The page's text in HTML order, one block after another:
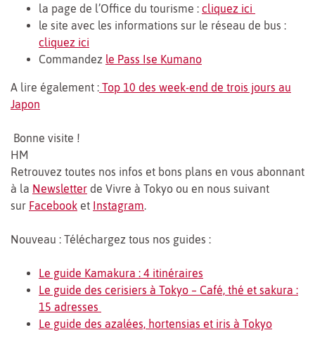
la page de l’Office du tourisme : cliquez ici
le site avec les informations sur le réseau de bus :
cliquez ici
Commandez le Pass Ise Kumano
A lire également : Top 10 des week-end de trois jours au
Japon
Bonne visite !
HM
Retrouvez toutes nos infos et bons plans en vous abonnant
à la Newsletter de Vivre à Tokyo ou en nous suivant
sur Facebook et Instagram.
Nouveau : Téléchargez tous nos guides :
Le guide Kamakura : 4 itinéraires
Le guide des cerisiers à Tokyo – Café, thé et sakura :
15 adresses
Le guide des azalées, hortensias et iris à Tokyo